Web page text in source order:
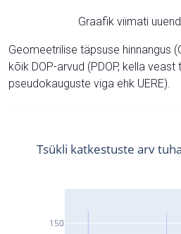
Graafik viimati
Geomeetrilise täpsuse hinnangus
kõik DOP-arvud (PDOP, kella veast
pseudokauguste viga ehk UERE).
150
Tsükli katkestuste arv